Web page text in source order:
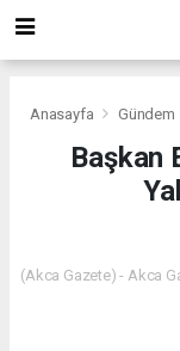
Anasayfa Gündem
Başkan
(Akca Gazete) - Akca